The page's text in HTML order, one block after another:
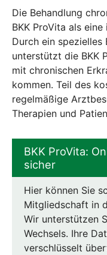
Die Behandlung
BKK ProVita als
Durch ein spezielles
unterstützt die BKK
mit chronischen
kommen. Teil des
regelmäßige
Therapien und
BKK ProVita:
sicher
Hier können Sie
Mitgliedschaft in
Wir unterstützen
Wechsels. Ihre
verschlüsselt